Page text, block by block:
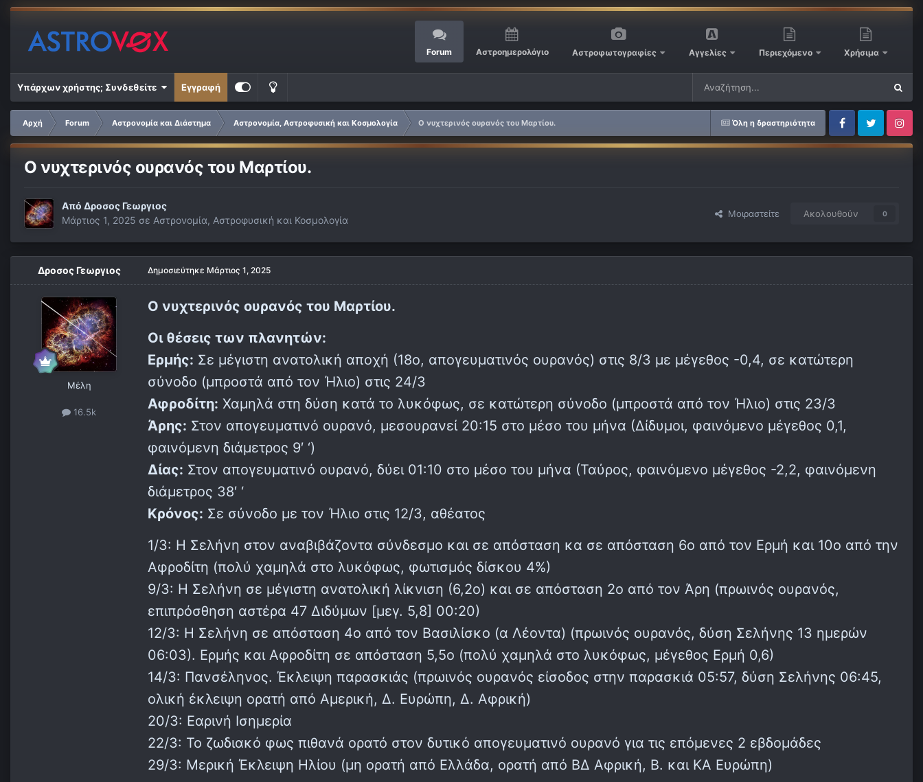
Forum Αστροημερολόγιο Αστροφωτογραφίες Αγγελίες Περιεχόμενο Χρήσιμα
Υπάρχων χρήστης; Συνδεθείτε Εγγραφή
Όλη η δραστηριότητα
Αρχή Forum Αστρονομία και Διάστημα Αστρονομία, Αστροφυσική και Κοσμολογία
Ο νυχτερινός ουρανός του Μαρτίου.
FacebookTwitter Instagram
Ο νυχτερινός ουρανός του Μαρτίου.
Από Δροσος Γεωργιος
Μάρτιος 1, 2025 σε Αστρονομία, Αστροφυσική και Κοσμολογία
Μοιραστείτε Ακολουθούν 0
Δροσος Γεωργιος
Μέλη
16.5k
Δημοσιεύτηκε Μάρτιος 1, 2025
Ο νυχτερινός ουρανός του Μαρτίου.
Οι θέσεις των πλανητών:
Ερμής: Σε μέγιστη ανατολική αποχή (18ο, απογευματινός ουρανός) στις 8/3 με μέγεθος -0,4, σε κατώτερη
σύνοδο (μπροστά από τον Ήλιο) στις 24/3
Αφροδίτη: Χαμηλά στη δύση κατά το λυκόφως, σε κατώτερη σύνοδο (μπροστά από τον Ήλιο) στις 23/3
Άρης: Στον απογευματινό ουρανό, μεσουρανεί 20:15 στο μέσο του μήνα (Δίδυμοι, φαινόμενο μέγεθος 0,1,
φαινόμενη διάμετρος 9′ ‘)
Δίας: Στον απογευματινό ουρανό, δύει 01:10 στο μέσο του μήνα (Ταύρος, φαινόμενο μέγεθος -2,2, φαινόμενη
διάμετρος 38′ ‘
Κρόνος: Σε σύνοδο με τον Ήλιο στις 12/3, αθέατος
1/3: Η Σελήνη στον αναβιβάζοντα σύνδεσμο και σε απόσταση κα σε απόσταση 6ο από τον Ερμή και 10ο από την
Αφροδίτη (πολύ χαμηλά στο λυκόφως, φωτισμός δίσκου 4%)
9/3: Η Σελήνη σε μέγιστη ανατολική λίκνιση (6,2ο) και σε απόσταση 2ο από τον Άρη (πρωινός ουρανός,
επιπρόσθηση αστέρα 47 Διδύμων [μεγ. 5,8] 00:20)
12/3: Η Σελήνη σε απόσταση 4ο από τον Βασιλίσκο (α Λέοντα) (πρωινός ουρανός, δύση Σελήνης 13 ημερών
06:03). Ερμής και Αφροδίτη σε απόσταση 5,5ο (πολύ χαμηλά στο λυκόφως, μέγεθος Ερμή 0,6)
14/3: Πανσέληνος. Έκλειψη παρασκιάς (πρωινός ουρανός είσοδος στην παρασκιά 05:57, δύση Σελήνης 06:45,
ολική έκλειψη ορατή από Αμερική, Δ. Ευρώπη, Δ. Αφρική)
20/3: Εαρινή Ισημερία
22/3: Το ζωδιακό φως πιθανά ορατό στον δυτικό απογευματινό ουρανό για τις επόμενες 2 εβδομάδες
29/3: Μερική Έκλειψη Ηλίου (μη ορατή από Ελλάδα, ορατή από ΒΔ Αφρική, Β. και ΚΑ Ευρώπη)